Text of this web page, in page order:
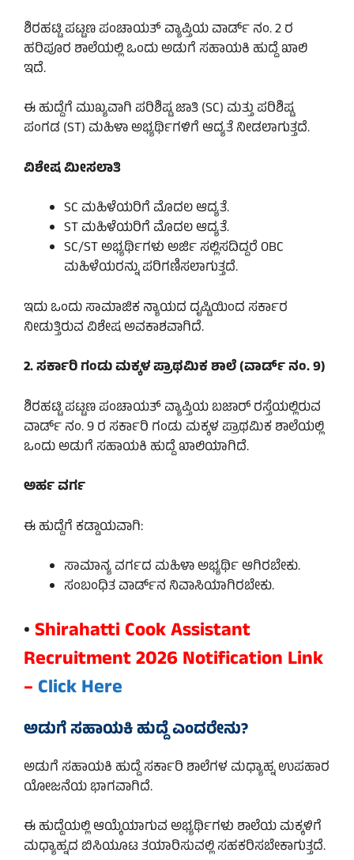
ಶಿರಹಟ್ಟಿ ಪಟ್ಟಣ ಪಂಚಾಯತ್ ವ್ಯಾಪ್ತಿಯ ವಾರ್ಡ್ ನಂ. 2 ರ
ಹರಿಪೂರ ಶಾಲೆಯಲ್ಲಿ ಒಂದು ಅಡುಗೆ ಸಹಾಯಕಿ ಹುದ್ದೆ ಖಾಲಿ
ಇದೆ.
ಈ ಹುದ್ದೆಗೆ ಮುಖ್ಯವಾಗಿ ಪರಿಶಿಷ್ಟ ಜಾತಿ (SC) ಮತ್ತು ಪರಿಶಿಷ್ಟ
ಪಂಗಡ (ST) ಮಹಿಳಾ ಅಭ್ಯರ್ಥಿಗಳಿಗೆ ಆದ್ಯತೆ ನೀಡಲಾಗುತ್ತದೆ.
ವಿಶೇಷ ಮೀಸಲಾತಿ
SC ಮಹಿಳೆಯರಿಗೆ ಮೊದಲ ಆದ್ಯತೆ.
ST ಮಹಿಳೆಯರಿಗೆ ಮೊದಲ ಆದ್ಯತೆ.
SC/ST ಅಭ್ಯರ್ಥಿಗಳು ಅರ್ಜಿ ಸಲ್ಲಿಸದಿದ್ದರೆ OBC
ಮಹಿಳೆಯರನ್ನು ಪರಿಗಣಿಸಲಾಗುತ್ತದೆ.
ಇದು ಒಂದು ಸಾಮಾಜಿಕ ನ್ಯಾಯದ ದೃಷ್ಟಿಯಿಂದ ಸರ್ಕಾರ
ನೀಡುತ್ತಿರುವ ವಿಶೇಷ ಅವಕಾಶವಾಗಿದೆ.
2. ಸರ್ಕಾರಿ ಗಂಡು ಮಕ್ಕಳ ಪ್ರಾಥಮಿಕ ಶಾಲೆ (ವಾರ್ಡ್ ನಂ. 9)
ಶಿರಹಟ್ಟಿ ಪಟ್ಟಣ ಪಂಚಾಯತ್ ವ್ಯಾಪ್ತಿಯ ಬಜಾರ್ ರಸ್ತೆಯಲ್ಲಿರುವ
ವಾರ್ಡ್ ನಂ. 9 ರ ಸರ್ಕಾರಿ ಗಂಡು ಮಕ್ಕಳ ಪ್ರಾಥಮಿಕ ಶಾಲೆಯಲ್ಲಿ
ಒಂದು ಅಡುಗೆ ಸಹಾಯಕಿ ಹುದ್ದೆ ಖಾಲಿಯಾಗಿದೆ.
ಅರ್ಹ ವರ್ಗ
ಈ ಹುದ್ದೆಗೆ ಕಡ್ಡಾಯವಾಗಿ:
ಸಾಮಾನ್ಯ ವರ್ಗದ ಮಹಿಳಾ ಅಭ್ಯರ್ಥಿ ಆಗಿರಬೇಕು.
ಸಂಬಂಧಿತ ವಾರ್ಡ್‌ನ ನಿವಾಸಿಯಾಗಿರಬೇಕು.
•Shirahatti Cook Assistant
Recruitment 2026 Notification Link
– Click Here
ಅಡುಗೆ ಸಹಾಯಕಿ ಹುದ್ದೆ ಎಂದರೇನು?
ಅಡುಗೆ ಸಹಾಯಕಿ ಹುದ್ದೆ ಸರ್ಕಾರಿ ಶಾಲೆಗಳ ಮಧ್ಯಾಹ್ನ ಉಪಹಾರ
ಯೋಜನೆಯ ಭಾಗವಾಗಿದೆ.
ಈ ಹುದ್ದೆಯಲ್ಲಿ ಆಯ್ಕೆಯಾಗುವ ಅಭ್ಯರ್ಥಿಗಳು ಶಾಲೆಯ ಮಕ್ಕಳಿಗೆ
ಮಧ್ಯಾಹ್ನದ ಬಿಸಿಯೂಟ ತಯಾರಿಸುವಲ್ಲಿ ಸಹಕರಿಸಬೇಕಾಗುತ್ತದೆ.